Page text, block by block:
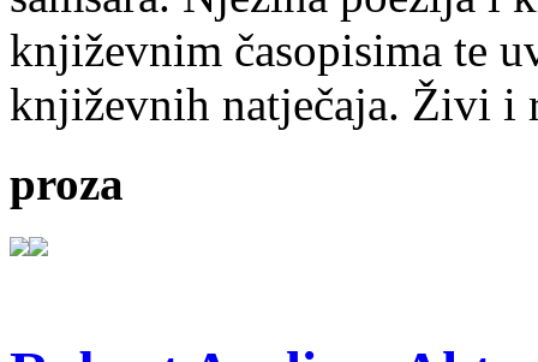
književnim časopisima te
književnih natječaja. Živi i
proza